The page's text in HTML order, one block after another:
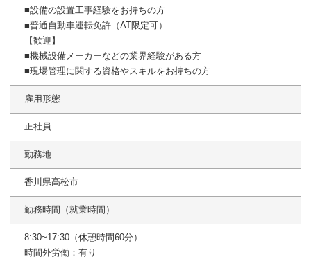
■設備の設置工事経験をお持ちの方
■普通自動車運転免許（AT限定可）
【歓迎】
■機械設備メーカーなどの業界経験がある方
■現場管理に関する資格やスキルをお持ちの方
雇用形態
正社員
勤務地
香川県高松市
勤務時間（就業時間）
8:30~17:30（休憩時間60分）
時間外労働：有り